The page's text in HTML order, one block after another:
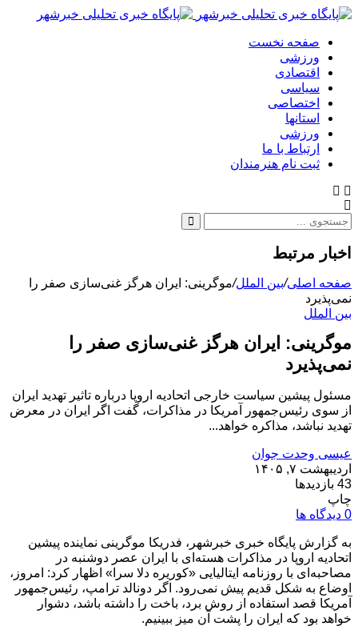
صفحه نخست
ورزشی
اقتصادی
سیاسی
اختصاصی
استانها
ورزشی
ارتباط با ما
ثبت نام هنرمندان
اخبار مرتبط
صفحه اصلی/بین الملل/موگرینی: ایران هرگز غنی‌سازی صفر را
نمی‌پذیرد
بین الملل
موگرینی: ایران هرگز غنی‌سازی صفر را
نمی‌پذیرد
مسئول پیشین سیاست خارجی اتحادیه اروپا درباره تاثیر تهدید ایران
از سوی رئیس‌جمهور آمریکا در مذاکرات، گفت اگر ایران در معرض
تهدید نباشد، مذاکره خواهد...
عیسی وحدت جوان
اردیبهشت ۷, ۱۴۰۵
43 بازدیدها
چاپ
0 دیدگاه ها
به گزارش پایگاه خبری خبرشهر، فدریکا موگرینی نماینده پیشین
اتحادیه اروپا در مذاکرات هسته‌ای با ایران عصر دوشنبه در
مصاحبه‌ای با روزنامه ایتالیایی «کوریره دلا سرا» اظهار کرد: امروز،
اوضاع به شکل قدیم پیش نمی‌رود. اگر دونالد ترامپ، رئیس‌جمهور
آمریکا قصد استفاده از روش برد، باخت را داشته باشد، دشوار
خواهد بود که ایران را پشت آن میز ببینیم.